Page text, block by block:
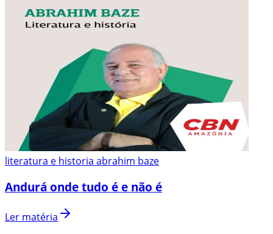
literatura e historia abrahim baze
Andurá onde tudo é e não é
Ler matéria